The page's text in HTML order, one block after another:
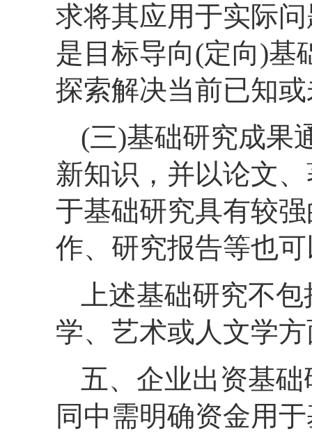
求将其应用于实际
是目标导向(定向)基
探索解决当前已知
(三)基础研究成果
新知识，并以论文
于基础研究具有较
作、研究报告等也
上述基础研究不
学、艺术或人文学
五、企业出资基
同中需明确资金用